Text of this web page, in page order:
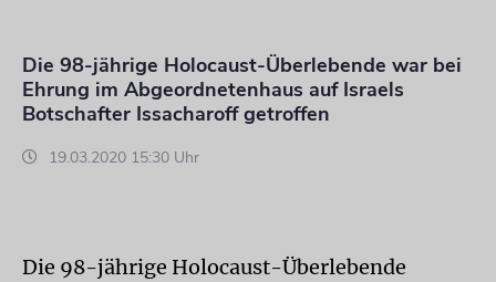
Die 98-jährige Holocaust-Überlebende war bei
Ehrung im Abgeordnetenhaus auf Israels
Botschafter Issacharoff getroffen
19.03.2020 15:30 Uhr
Die 98-jährige Holocaust-Überlebende